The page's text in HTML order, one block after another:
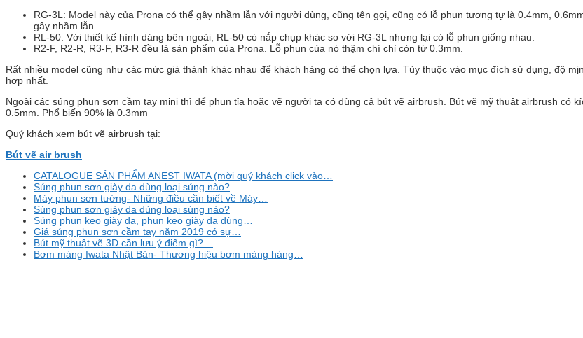
RG-3L: Model này của Prona có thể gây nhầm lẫn với người dùng, cũng tên gọi, cũng có lỗ phun tương tự là 0.4mm,
gây nhầm lẫn.
RL-50: Với thiết kế hình dáng bên ngoài, RL-50 có nắp chụp khác so với RG-3L nhưng lại có lỗ phun giống nhau.
R2-F, R2-R, R3-F, R3-R đều là sản phẩm của Prona. Lỗ phun của nó thậm chí chỉ còn từ 0.3mm.
Rất nhiều model cũng như các mức giá thành khác nhau để khách hàng có thể chọn lựa. Tùy thuộc vào mục đích sử dụng, độ
hợp nhất.
Ngoài các súng phun sơn cầm tay mini thì để phun tỉa hoặc vẽ người ta có dùng cả bút vẽ airbrush. Bút vẽ mỹ thuật airbrush có
0.5mm. Phổ biến 90% là 0.3mm
Quý khách xem bút vẽ airbrush tại:
Bút vẽ air brush
CATALOGUE SẢN PHẨM ANEST IWATA (mời quý khách click vào…
Súng phun sơn giày da dùng loại súng nào?
Máy phun sơn tường- Những điều cần biết về Máy…
Súng phun sơn giày da dùng loại súng nào?
Súng phun keo giày da, phun keo giày da dùng…
Giá súng phun sơn cầm tay năm 2019 có sự…
Bút mỹ thuật vẽ 3D cần lưu ý điểm gì?…
Bơm màng Iwata Nhật Bản- Thương hiệu bơm màng hàng…